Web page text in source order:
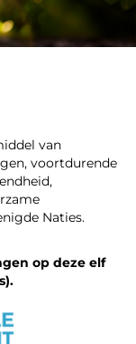
van
voortdurende
Naties.
op deze elf